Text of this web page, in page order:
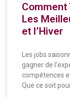
Comment
Les
et l’Hiver
Les jobs
gagner de
compétences
Que ce soit